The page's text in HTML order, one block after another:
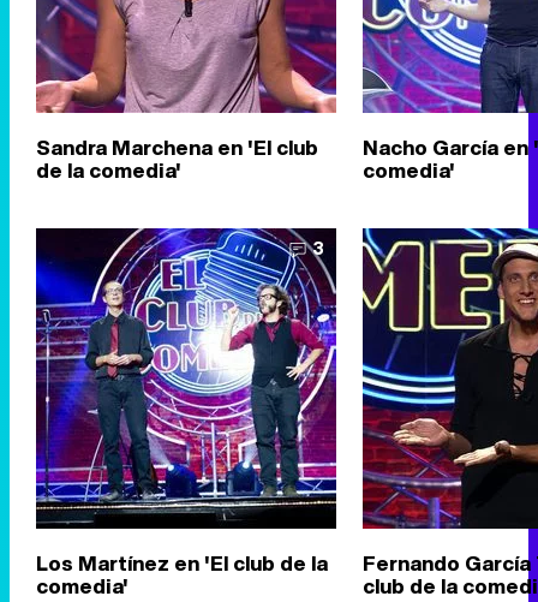
Sandra Marchena en 'El club
de la comedia'
Nacho García en
comedia'
3
Los Martínez en 'El club de la
comedia'
Fernando
club de la